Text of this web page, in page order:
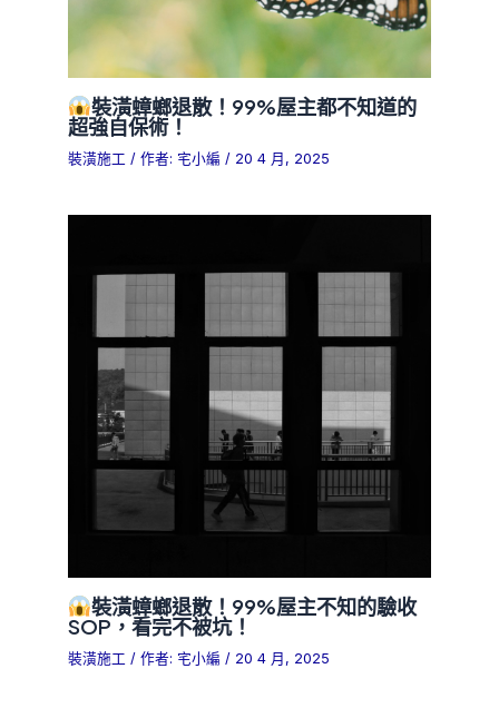
裝潢蟑螂退散！99%屋主都不知道的
超強自保術！
裝潢施工 / 作者: 宅小編 / 20 4 月, 2025
裝潢蟑螂退散！99%屋主不知的驗收
SOP，看完不被坑！
裝潢施工 / 作者: 宅小編 / 20 4 月, 2025